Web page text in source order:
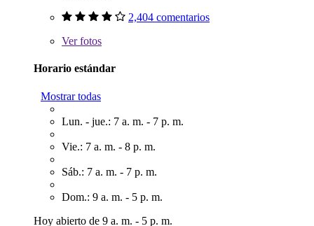
2,404 comentarios
Verfotos
Horario estándar
Mostrar todas
Lun. - jue.: 7 a. m. - 7 p. m.
Vie.: 7 a. m. - 8 p. m.
Sáb.: 7 a. m. - 7 p. m.
Dom.: 9 a. m. - 5 p. m.
Hoy abierto de 9 a. m. - 5 p. m.